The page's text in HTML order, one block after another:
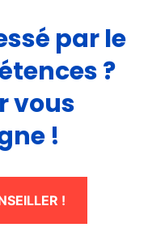
par le
?
vous
!
!